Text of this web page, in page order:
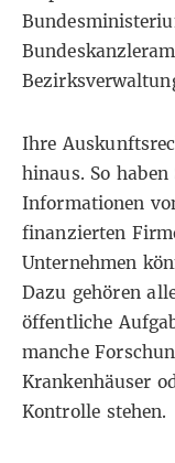
Ihre
hinaus. So
Informationen
finanzierten
Unternehmen
Dazu gehören
öffentliche
manche
Krankenhäuser
Kontrolle stehen.